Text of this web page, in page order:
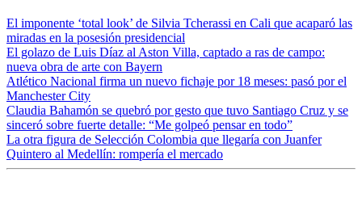
El imponente ‘total look’ de Silvia Tcherassi en Cali que acaparó las
miradas en la posesión presidencial
El golazo de Luis Díaz al Aston Villa, captado a ras de campo:
nueva obra de arte con Bayern
Atlético Nacional firma un nuevo fichaje por 18 meses: pasó por el
Manchester City
Claudia Bahamón se quebró por gesto que tuvo Santiago Cruz y se
sinceró sobre fuerte detalle: “Me golpeó pensar en todo”
La otra figura de Selección Colombia que llegaría con Juanfer
Quintero al Medellín: rompería el mercado